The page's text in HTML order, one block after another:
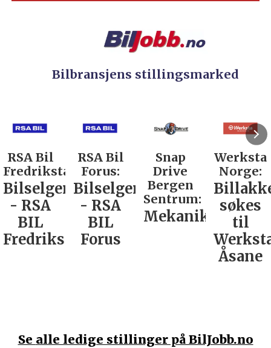
Bilbransjens stillingsmarked
RSA Bil
Forus:
Bilselger
- RSA
BIL
Forus
Snap
Drive
Bergen
Sentrum:
Mekaniker
Werksta
Norge:
Billakkerer
søkes
til
Rodin &
Co AS:
Se alle ledige stillinger på BilJobb.no